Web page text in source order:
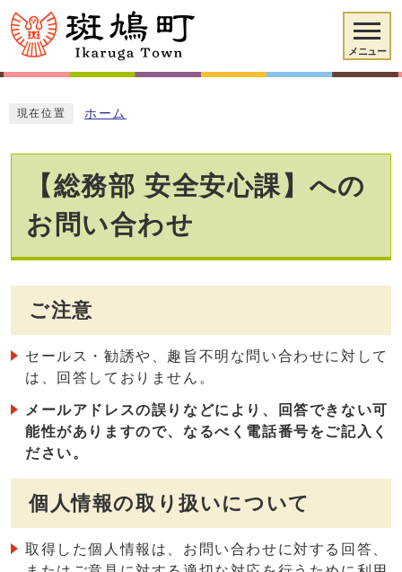
メニュー
現在位置 ホーム
【総務部 安全安心課】への
お問い合わせ
ご注意
セールス・勧誘や、趣旨不明な問い合わせに対して
は、回答しておりません。
メールアドレスの誤りなどにより、回答できない可
能性がありますので、なるべく電話番号をご記入く
ださい。
個人情報の取り扱いについて
取得した個人情報は、お問い合わせに対する回答、